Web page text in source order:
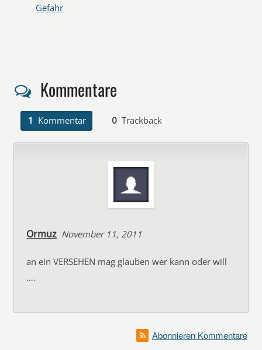
Gefahr
Kommentare
1 Kommentar 0 Trackback
Ormuz November 11, 2011
an ein VERSEHEN mag glauben wer kann oder will
….
Abonnieren Kommentare